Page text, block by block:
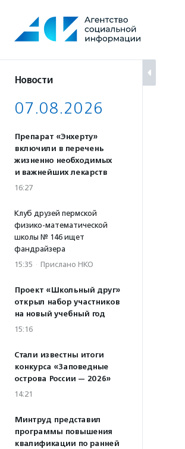
содержанию
Новости
07.08.2026
Препарат «Энхерту»
включили в перечень
жизненно необходимых
и важнейших лекарств
16:27
Клуб друзей пермской
физико-математической
школы № 146 ищет
фандрайзера
15:35 · Прислано НКО
Проект «Школьный друг»
открыл набор участников
на новый учебный год
15:16
Стали известны итоги
конкурса «Заповедные
острова России — 2026»
14:21
Минтруд представил
программы повышения
квалификации по ранней